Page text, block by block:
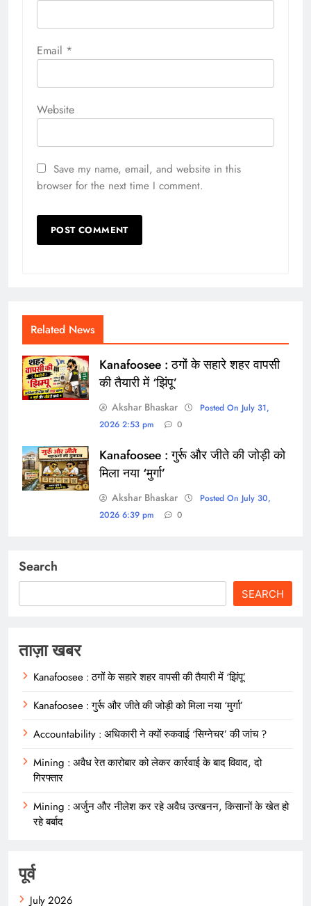
Email *
Website
Save my name, email, and website in this
browser for the next time I comment.
Related News
Kanafoosee : ठगों के सहारे शहर वापसी
की तैयारी में ‘झिंपू’
Akshar Bhaskar
Posted On July 31,
2026 2:53 pm
0
Kanafoosee : गुर्रू और जीते की जोड़ी को
मिला नया ‘मुर्गा’
Akshar Bhaskar
Posted On July 30,
2026 6:39 pm
0
Search
SEARCH
ताज़ा खबर
Kanafoosee : ठगों के सहारे शहर वापसी की तैयारी में ‘झिंपू’
Kanafoosee : गुर्रू और जीते की जोड़ी को मिला नया ‘मुर्गा’
Accountability : अधिकारी ने क्यों रुकवाई ‘सिग्नेचर’ की जांच ?
Mining : अवैध रेत कारोबार को लेकर कार्रवाई के बाद विवाद, दो
गिरफ्तार
Mining : अर्जुन और नीलेश कर रहे अवैध उत्खनन, किसानों के खेत हो
रहे बर्बाद
पूर्व
July 2026